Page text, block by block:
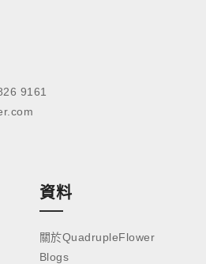
9161
資料
關於QuadrupleFlower
Blogs